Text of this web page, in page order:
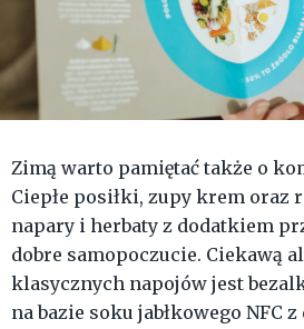
Zimą warto pamiętać także o
Ciepłe posiłki, zupy krem oraz
napary i herbaty z dodatkiem
dobre samopoczucie. Ciekawą
klasycznych napojów jest
na bazie soku jabłkowego NFC